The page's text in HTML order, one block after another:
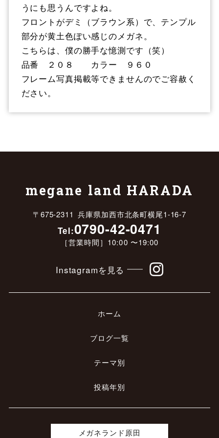
うにも思うんですよね。
フロントがデミ（ブラウン系）で、テンプル
部分が黄土色ぽい感じのメガネ。
こちらは、僕の勝手な憶測です（笑）
品番 ２０８ カラー ９６０
フレーム写真掲載等できませんのでご容赦く
ださい。
megane land HARADA
〒675-2311 兵庫県加西市北条町横尾1-16-7
Tel:0790-42-0471
［営業時間］10:00 〜19:00
Instagramを見る
ホーム
ブログ一覧
テーマ別
投稿年別
メガネランド原田